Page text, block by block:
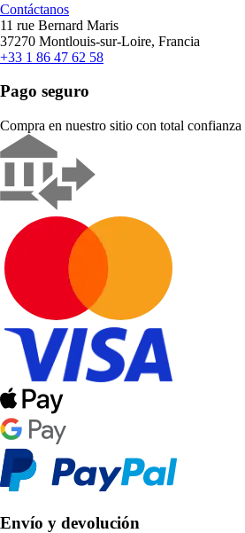
Contáctanos
11 rue Bernard Maris
37270 Montlouis-sur-Loire, Francia
+33 1 86 47 62 58
Pago seguro
Compra en nuestro sitio con total confianza
Envío y devolución